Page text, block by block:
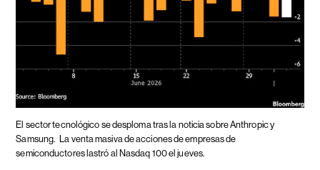
El sector tecnológico se desploma tras la noticia sobre Anthropic y
Samsung. La venta masiva de acciones de empresas de
semiconductores lastró al Nasdaq 100 el jueves.